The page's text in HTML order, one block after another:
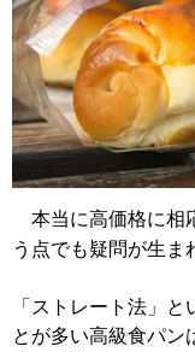
本当に高価格に相
う点でも疑問が生ま
「ストレート法」
とが多い高級食パン